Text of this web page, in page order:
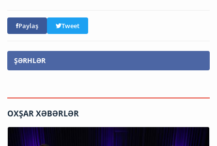
Paylaş Tweet
ŞƏRHLƏR
OXŞAR XƏBƏRLƏR